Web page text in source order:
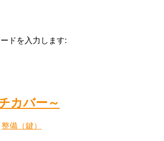
ドを入力します:
カバー～
整備（鍵）